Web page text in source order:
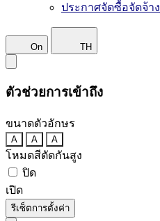
ประกาศจัดซื้อจัดจ้าง
On TH
ตัวช่วยการเข้าถึง
ขนาดตัวอักษร
A A A
โหมดสีตัดกันสูง
ปิด
เปิด
รีเซ็ตการตั้งค่า